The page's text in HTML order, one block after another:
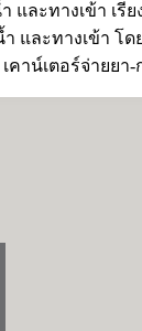
และทางเข้า
ำ และทางเข้า
าน์เตอร์จ่ายยา